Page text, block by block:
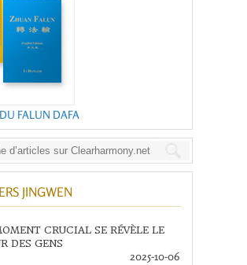
FALUN DAFA
JINGWEN
CRUCIAL SE RÉVÈLE LE
DES GENS
2025-10-06